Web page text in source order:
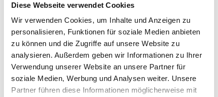
Diese Webseite verwendet Cookies
Wir verwenden Cookies, um Inhalte und Anzeigen zu
personalisieren, Funktionen für soziale Medien anbieten
zu können und die Zugriffe auf unsere Website zu
analysieren. Außerdem geben wir Informationen zu Ihrer
Verwendung unserer Website an unsere Partner für
soziale Medien, Werbung und Analysen weiter. Unsere
Partner führen diese Informationen möglicherweise mit
Jagdhund Rucksack
LODENRUCKSACK EISBACH - 30
Liter
Artikel-Nr.JO6633
Erhältlich seit 03.05.2022